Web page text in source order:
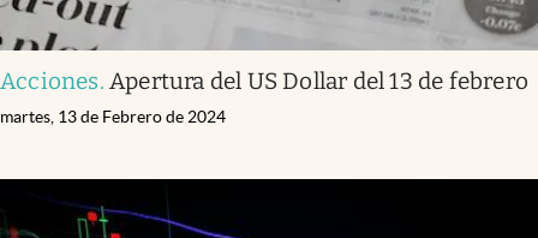
Acciones.Apertura del US Dollar del 13 de febrero
martes, 13 de Febrero de 2024